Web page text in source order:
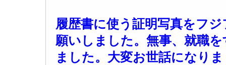
履歴書に使う証明写真をフ
願いしました。無事、就職
ました。大変お世話になり